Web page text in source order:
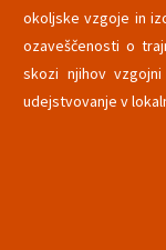
okoljske vzgoje in
ozaveščenosti o
skozi njihov
udejstvovanje v